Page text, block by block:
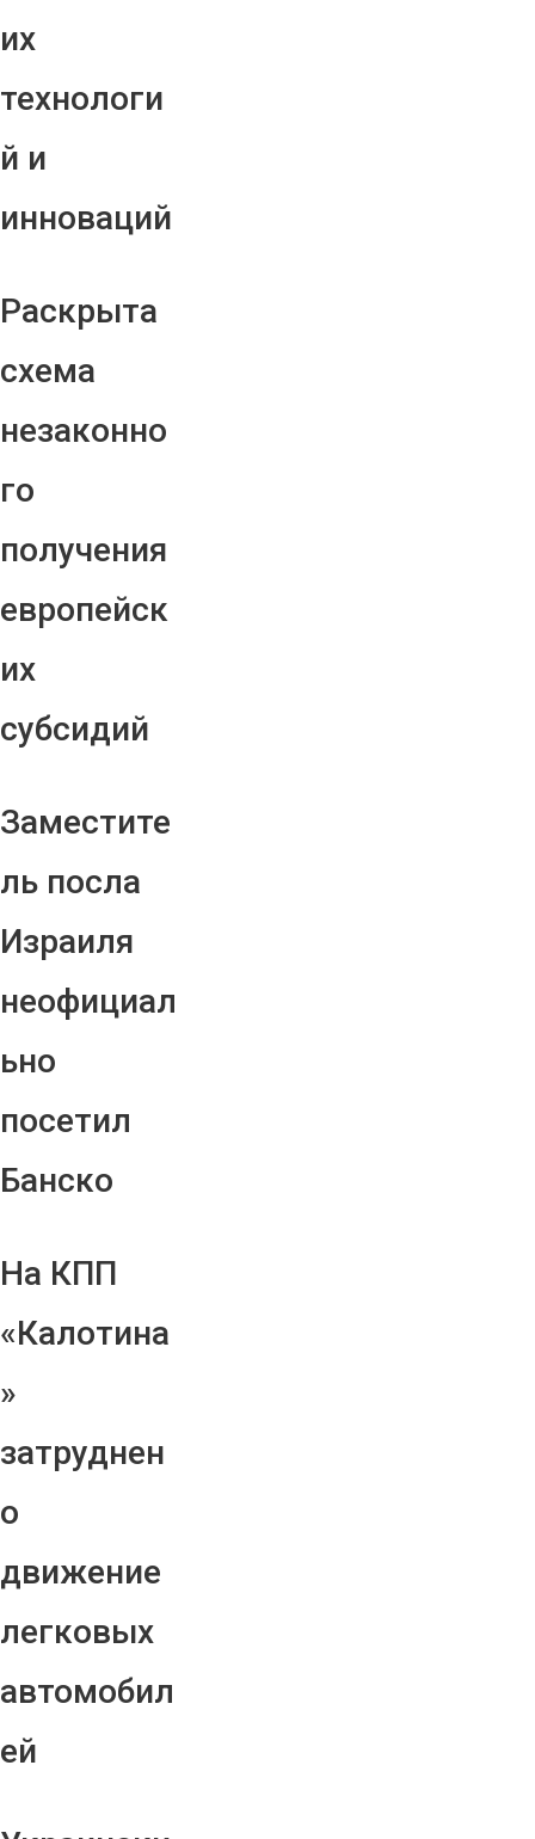
их
технологи
й и
инноваций
Раскрыта
схема
незаконно
го
получения
европейск
их
субсидий
Заместите
ль посла
Израиля
неофициал
ьно
посетил
Банско
На КПП
«Калотина
»
затруднен
о
движение
легковых
автомобил
ей